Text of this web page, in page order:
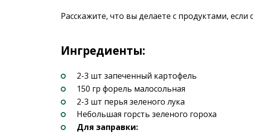
Расскажите, что вы делаете с продуктами, если
Ингредиенты:
2-3 шт запеченный картофель
150 гр форель малосольная
2-3 шт перья зеленого лука
Небольшая горсть зеленого гороха
Для заправки: